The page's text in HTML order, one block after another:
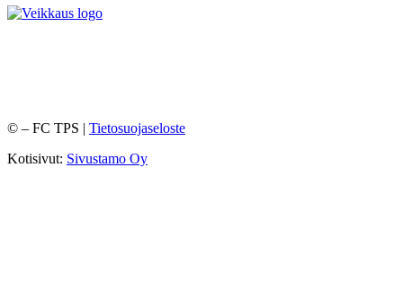
© – FC TPS | Tietosuojaseloste
Kotisivut: Sivustamo Oy